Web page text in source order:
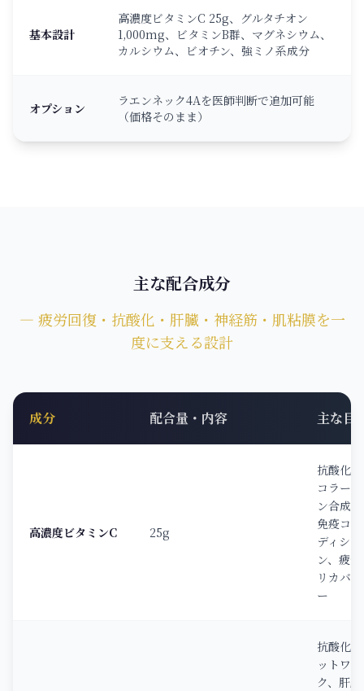
基本設計
高濃度ビタミンC 25g、グルタチオン
1,000mg、ビタミンB群、マグネシウム、
カルシウム、ビオチン、強ミノ系成分
オプション
ラエンネック4Aを医師判断で追加可能
（価格そのまま）
主な配合成分
― 疲労回復・抗酸化・肝臓・神経筋・肌粘膜を一
度に支える設計
成分 配合量・内容 主な目
高濃度ビタミンC 25g
抗酸化、
コラーゲ
ン合成、
免疫コン
ディショ
ン、疲労
リカバリ
ー
抗酸化ネ
ットワー
ク、肝臓